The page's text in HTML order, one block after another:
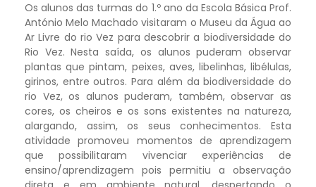
Os alunos das turmas do 1.º ano da Escola Básica Prof.
António Melo Machado visitaram o Museu da Água ao
Ar Livre do rio Vez para descobrir a biodiversidade do
Rio Vez. Nesta saída, os alunos puderam observar
plantas que pintam, peixes, aves, libelinhas, libélulas,
girinos, entre outros. Para além da biodiversidade do
rio Vez, os alunos puderam, também, observar as
cores, os cheiros e os sons existentes na natureza,
alargando, assim, os seus conhecimentos. Esta
atividade promoveu momentos de aprendizagem
que possibilitaram vivenciar experiências de
ensino/aprendizagem pois permitiu a observação